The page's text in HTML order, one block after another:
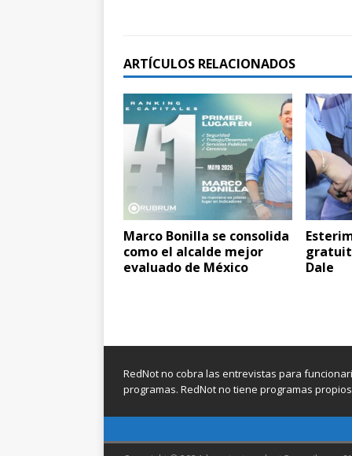
ARTÍCULOS RELACIONADOS
Marco Bonilla se consolida
como el alcalde mejor
evaluado de México
Dale
RedNot no cobra las entrevistas para
programas. RedNot no tiene programas